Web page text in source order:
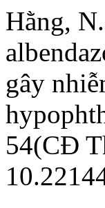
Hằng,
gây
54(CĐ